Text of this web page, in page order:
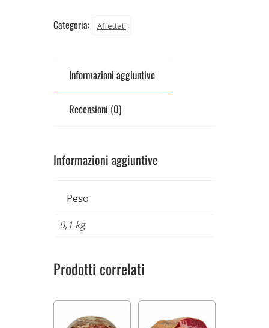
Categoria: Affettati
Informazioni aggiuntive
Recensioni (0)
Informazioni aggiuntive
Peso
0,1 kg
Prodotti correlati